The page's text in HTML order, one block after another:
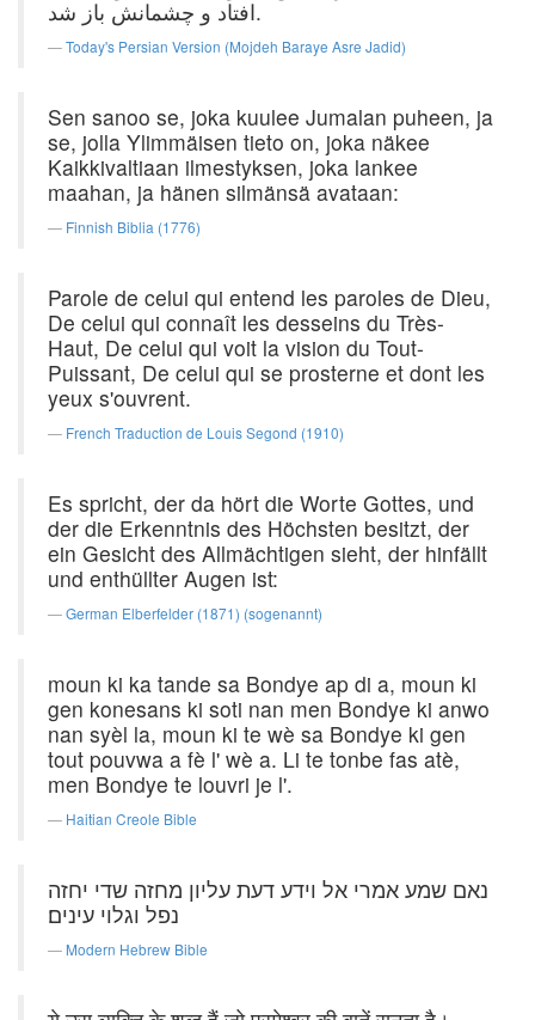
افتاد و چشمانش باز شد.
Today's Persian Version (Mojdeh Baraye Asre Jadid)
Sen sanoo se, joka kuulee Jumalan puheen, ja
se, jolla Ylimmäisen tieto on, joka näkee
Kaikkivaltiaan ilmestyksen, joka lankee
maahan, ja hänen silmänsä avataan:
Finnish Biblia (1776)
Parole de celui qui entend les paroles de Dieu,
De celui qui connaît les desseins du Très-
Haut, De celui qui voit la vision du Tout-
Puissant, De celui qui se prosterne et dont les
yeux s'ouvrent.
French Traduction de Louis Segond (1910)
Es spricht, der da hört die Worte Gottes, und
der die Erkenntnis des Höchsten besitzt, der
ein Gesicht des Allmächtigen sieht, der hinfällt
und enthüllter Augen ist:
German Elberfelder (1871) (sogenannt)
moun ki ka tande sa Bondye ap di a, moun ki
gen konesans ki soti nan men Bondye ki anwo
nan syèl la, moun ki te wè sa Bondye ki gen
tout pouvwa a fè l' wè a. Li te tonbe fas atè,
men Bondye te louvri je l'.
Haitian Creole Bible
נאם שמע אמרי אל וידע דעת עליון מחזה שדי יחזה
נפל וגלוי עינים׃
Modern Hebrew Bible